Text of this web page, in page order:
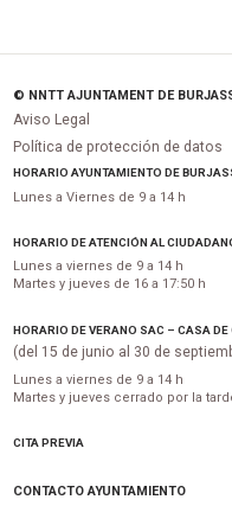
© NNTT AJUNTAMENT DE
Aviso Legal
Política de protección de datos
HORARIO AYUNTAMIENTO DE
Lunes a Viernes de 9 a 14 h
HORARIO DE ATENCIÓN AL
Lunes a viernes de 9 a 14 h
Martes y jueves de 16 a 17:50 h
HORARIO DE VERANO SAC – CASA DE
(del 15 de junio al 30 de
Lunes a viernes de 9 a 14 h
Martes y jueves cerrado por la
CITA PREVIA
CONTACTO AYUNTAMIENTO